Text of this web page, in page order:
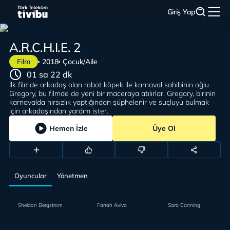
Giriş Yap
Film 2018 Çocuk/Aile
A.R.C.H.I.E. 2
İlk filmde arkadaş olan robot köpek ile karnaval sahibinin oğlu
Gregory, bu filmde de yeni bir maceraya atılırlar. Gregory, birinin
karnavalda hırsızlık yaptığından şüphelenir ve suçluyu bulmak
için arkadaşından yardım ister.
01 sa 22 dk
Hemen İzle Üye Ol
Oyuncular Yönetmen
Sheldon Bergstrom Farrah Aviva Sara Canning